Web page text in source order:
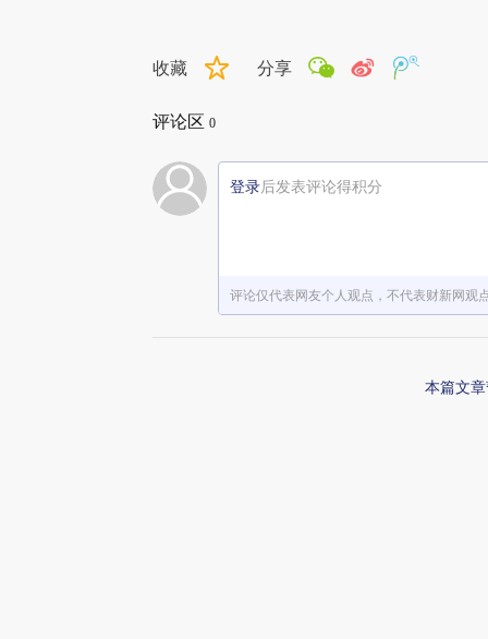
收藏 分享
评论区 0
登录后发表评论得积分
评论仅代表网友个人观点，不代表财新网观
本篇文